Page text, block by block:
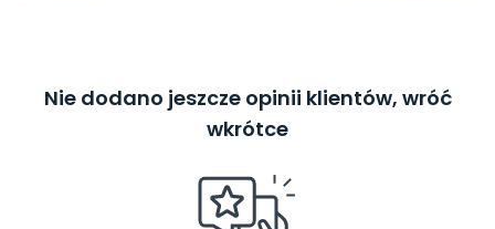
Nie dodano jeszcze opinii klientów, wróć
wkrótce